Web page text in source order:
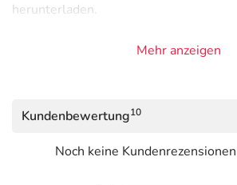
herunterladen.
Mehr anzeigen
Kundenbewertung10
Noch keine